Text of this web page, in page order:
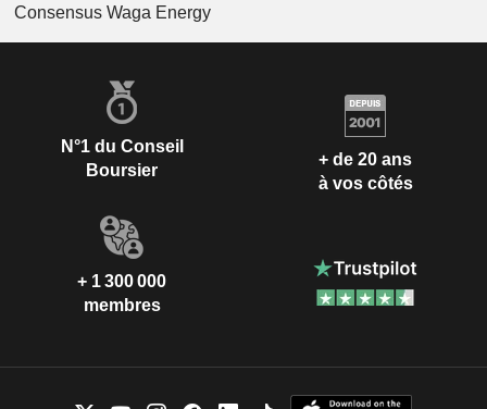
Consensus Waga Energy
N°1 du Conseil
Boursier
+ de 20 ans
à vos côtés
+ 1 300 000
membres